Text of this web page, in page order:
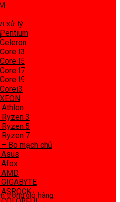
trong giỏ hàng.
xử lý
I3
I5
I7
I9
Athlon
3
5
Ryzen 7
Bo mạch chủ
Asus
Afox
AMD